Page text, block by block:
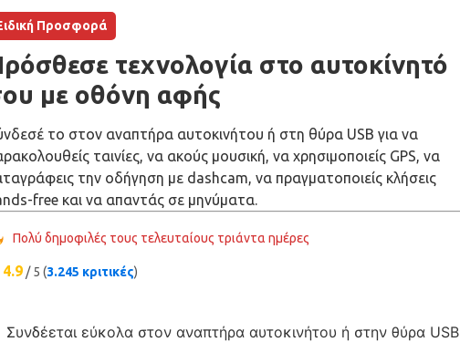
Προσφορά
τεχνολογία στο αυτοκίνητό
με οθόνη αφής
το στον αναπτήρα αυτοκινήτου ή στη θύρα USB για να
ταινίες, να ακούς μουσική, να χρησιμοποιείς GPS, να
την οδήγηση με dashcam, να πραγματοποιείς κλήσεις
free και να απαντάς σε μηνύματα.
Πολύ δημοφιλές τους τελευταίους τριάντα ημέρες
/ 5 (3.245 κριτικές)
Συνδέεται εύκολα στον αναπτήρα αυτοκινήτου ή στην θύρα USB